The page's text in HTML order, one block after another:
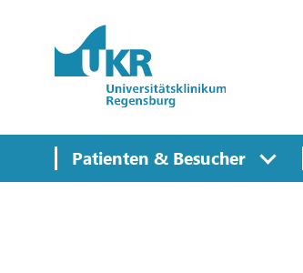
Springe zum Hauptinhalt
Patienten & Besucher